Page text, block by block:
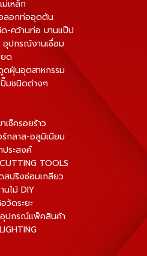
เหล็ก
อลอกท่ออุดตัน
-คว้านท่อ บานแป๊ป
อุปกรณ์งานเชื่อม
ยด
ดฝุ่นอุตสาหกรรม
มชนิดต่างๆ
เช็ครอยร้าว
ร์กลาส-อลูมิเนียม
ประสงค์
TOOLS
ปริงซ่อมเกลียว
นไม้ DIY
วัดระยะ
ปกรณ์แพ็คสินค้า